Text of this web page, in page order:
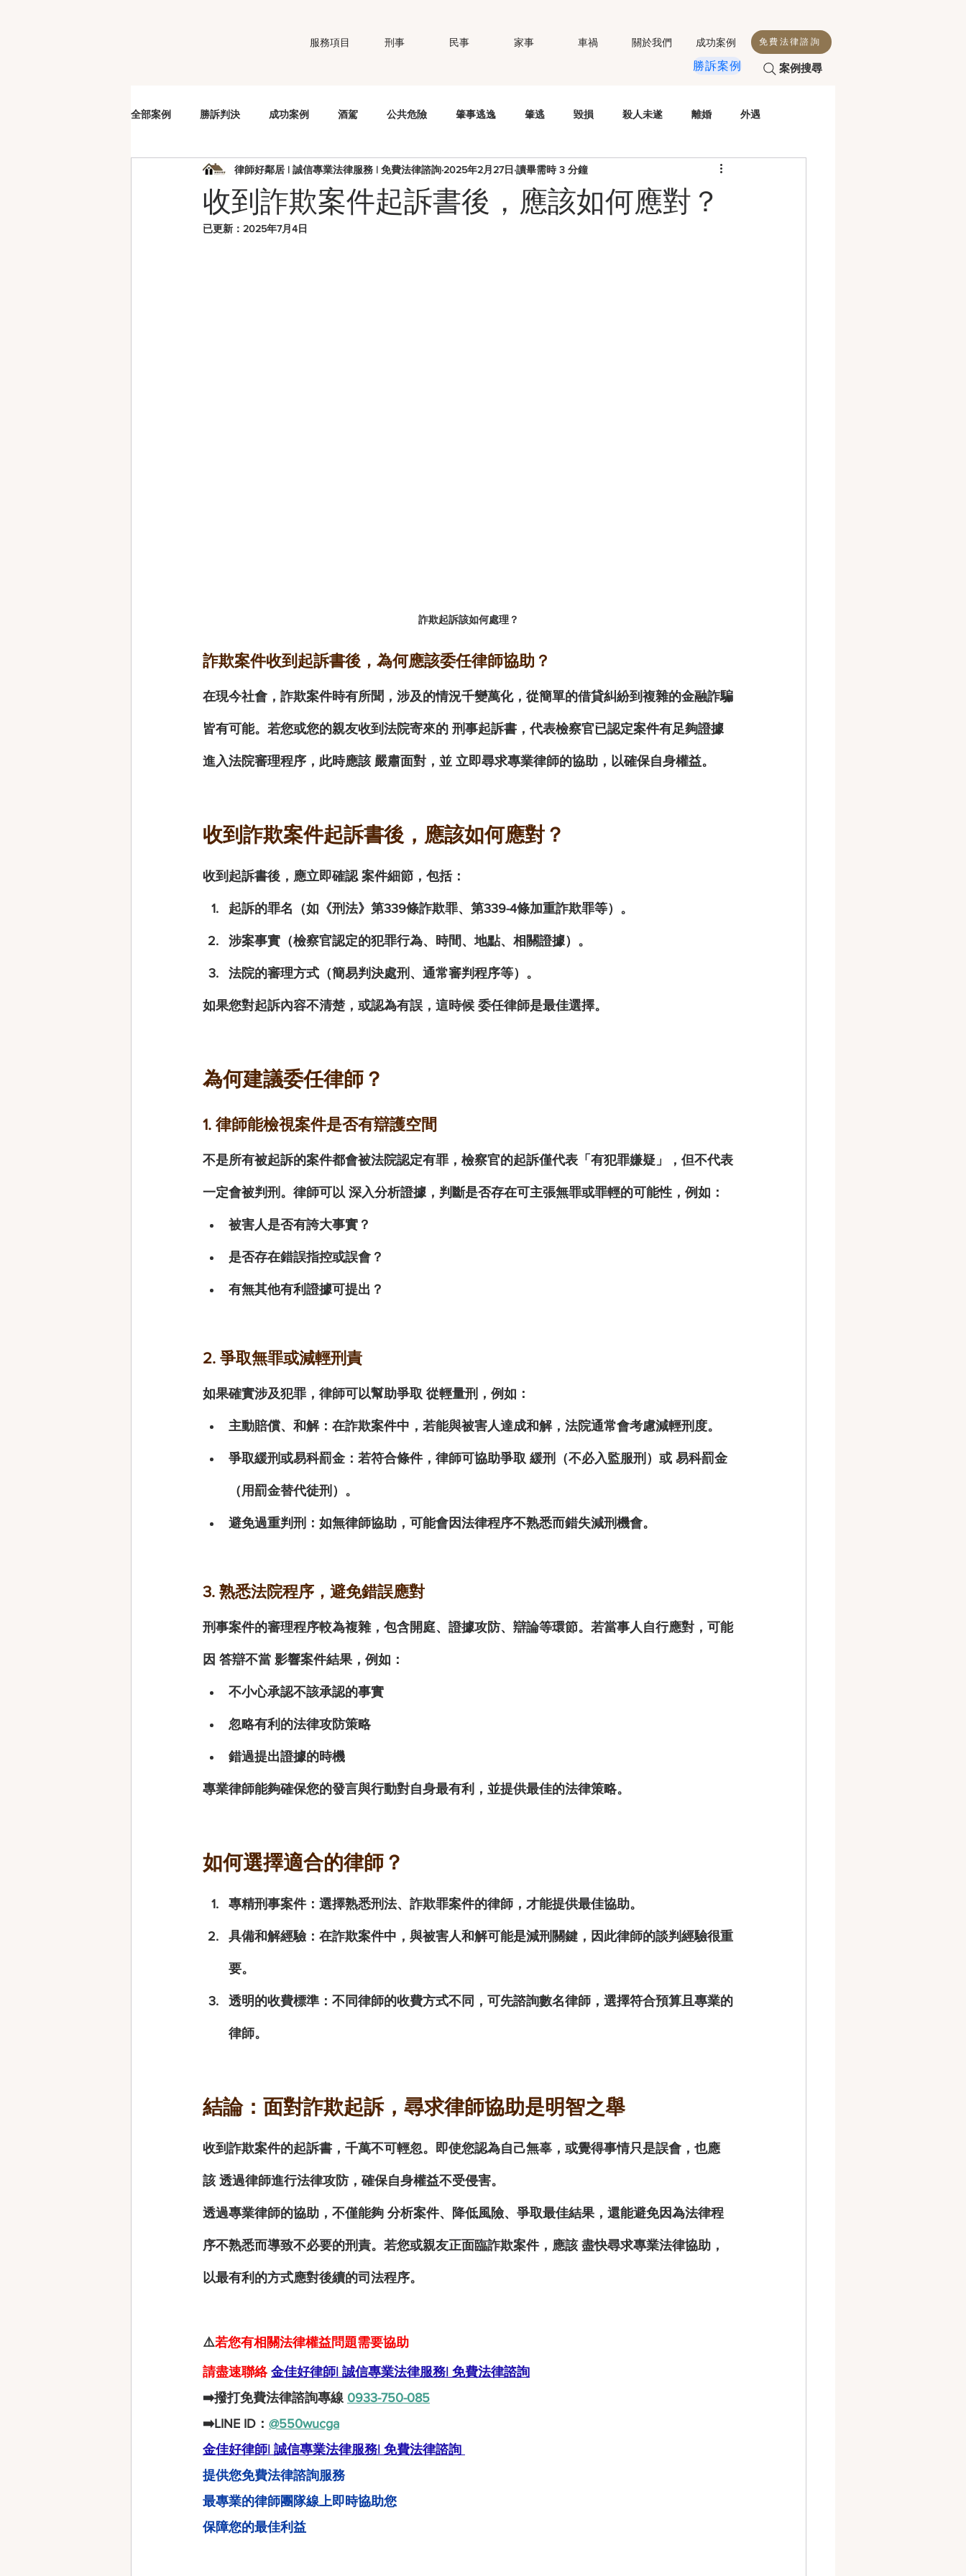
服務項目 刑事 民事 家事 車禍 關於我們 成功案例
勝訴案例
免費法律諮詢
案例搜尋
全部案例 勝訴判決 成功案例 酒駕 公共危險 肇事逃逸 肇逃 毀損 殺人未遂 離婚 外遇
車手 詐欺 洗錢 竊盜 妨害秘密 公然侮辱 個資法 侵害配偶權
妨害性自主 夫妻剩餘財產分配
收到詐欺案件起訴書後，應該如何應對？
律師好鄰居 | 誠信專業法律服務 | 免費法律諮詢2025年2月27日 讀畢需時 3 分鐘
已更新： 2025年7月4日
詐欺起訴該如何處理？
詐欺案件收到起訴書後，為何應該委任律師協助？
在現今社會，詐欺案件時有所聞，涉及的情況千變萬化，從簡單的借貸糾紛到複雜的金融詐騙
皆有可能。若您或您的親友收到法院寄來的 刑事起訴書 ，代表檢察官已認定案件有足夠證據
進入法院審理程序，此時應該 嚴肅面對 ，並 立即尋求專業律師的協助 ，以確保自身權益。
收到詐欺案件起訴書後，應該如何應對？
收到起訴書後，應立即確認 案件細節 ，包括：
起訴的罪名 （如《刑法》第339條詐欺罪、第339-4條加重詐欺罪等）。
涉案事實 （檢察官認定的犯罪行為、時間、地點、相關證據）。
法院的審理方式 （簡易判決處刑、通常審判程序等）。
如果您對起訴內容不清楚，或認為有誤，這時候 委任律師是最佳選擇。
為何建議委任律師？
1. 律師能檢視案件是否有辯護空間
不是所有被起訴的案件都會被法院認定有罪，檢察官的起訴僅代表「有犯罪嫌疑」，但不代表
一定會被判刑。律師可以 深入分析證據 ，判斷是否存在可主張無罪或罪輕的可能性，例如：
被害人是否有誇大事實？
是否存在錯誤指控或誤會？
有無其他有利證據可提出？
2. 爭取無罪或減輕刑責
如果確實涉及犯罪，律師可以幫助爭取 從輕量刑 ，例如：
主動賠償、和解：在詐欺案件中，若能與被害人達成和解，法院通常會考慮減輕刑度。
爭取緩刑或易科罰金 ：若符合條件，律師可協助爭取 緩刑 （不必入監服刑）或 易科罰金
（用罰金替代徒刑）。
避免過重判刑 ：如無律師協助，可能會因法律程序不熟悉而錯失減刑機會。
3. 熟悉法院程序，避免錯誤應對
刑事案件的審理程序較為複雜，包含開庭、證據攻防、辯論等環節。若當事人自行應對，可能
因 答辯不當 影響案件結果，例如：
不小心承認不該承認的事實
忽略有利的法律攻防策略
錯過提出證據的時機
專業律師能夠確保您的發言與行動對自身最有利，並提供最佳的法律策略。
如何選擇適合的律師？
專精刑事案件：選擇熟悉刑法、詐欺罪案件的律師，才能提供最佳協助。
具備和解經驗：在詐欺案件中，與被害人和解可能是減刑關鍵，因此律師的談判經驗很重
要。
透明的收費標準 ：不同律師的收費方式不同，可先諮詢數名律師，選擇符合預算且專業的
律師。
結論：面對詐欺起訴，尋求律師協助是明智之舉
收到詐欺案件的起訴書，千萬不可輕忽。即使您認為自己無辜，或覺得事情只是誤會，也應
該 透過律師進行法律攻防，確保自身權益不受侵害。
透過專業律師的協助，不僅能夠 分析案件、降低風險、爭取最佳結果，還能避免因為法律程
序不熟悉而導致不必要的刑責。若您或親友正面臨詐欺案件，應該 盡快尋求專業法律協助 ，
以最有利的方式應對後續的司法程序。
⚠️若您有相關法律權益問題需要協助
請盡速聯絡 金佳好律師| 誠信專業法律服務| 免費法律諮詢
➡️撥打免費法律諮詢專線 0933-750-085
➡️LINE ID： @550wucga
金佳好律師| 誠信專業法律服務| 免費法律諮詢
提供您免費法律諮詢服務
最專業的律師團隊線上即時協助您
保障您的最佳利益